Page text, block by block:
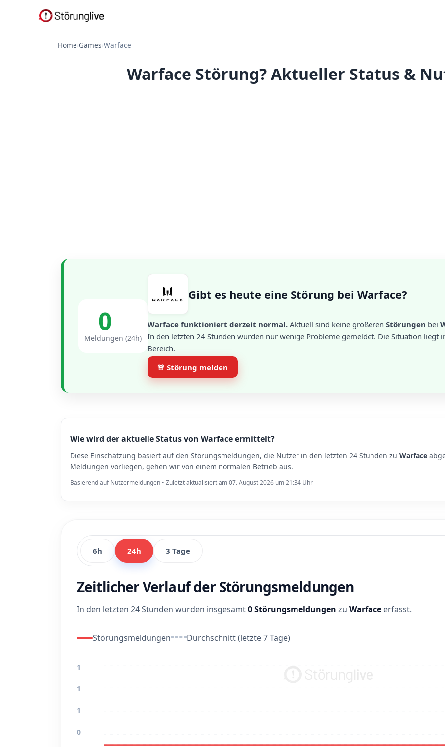
Home›Games›Warface
Warface Störung? Aktueller Status &
0
Meldungen (24h)
Gibt es heute eine Störung bei Warface?
Warface funktioniert derzeit normal. Aktuell sind keine größeren Störungen bei
In den letzten 24 Stunden wurden nur wenige Probleme gemeldet. Die Situation liegt
Bereich.
🚨 Störung melden
Wie wird der aktuelle Status von Warface ermittelt?
Diese Einschätzung basiert auf den Störungsmeldungen, die Nutzer in den letzten 24 Stunden zu Warface
Meldungen vorliegen, gehen wir von einem normalen Betrieb aus.
Basierend auf Nutzermeldungen • Zuletzt aktualisiert am 07. August 2026 um 21:34 Uhr
6h 24h 3 Tage
Zeitlicher Verlauf der Störungsmeldungen
In den letzten 24 Stunden wurden insgesamt0 Störungsmeldungen zu Warface erfasst.
Störungsmeldungen Durchschnitt (letzte 7 Tage)
1
1
1
0